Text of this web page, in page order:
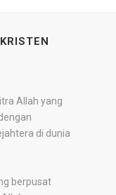
Allah yang
di dunia
berpusat